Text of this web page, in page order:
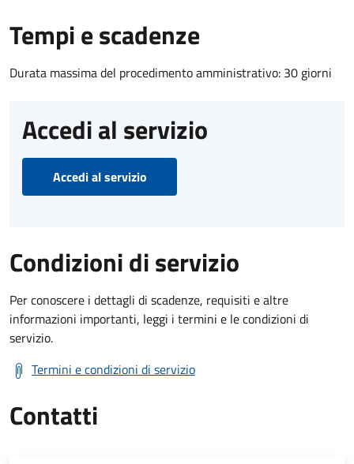
Tempi e scadenze
Durata massima del procedimento amministrativo: 30 giorni
Accedi al servizio
Accedi al servizio
Condizioni di servizio
Per conoscere i dettagli di scadenze, requisiti e altre
informazioni importanti, leggi i termini e le condizioni di
servizio.
Termini e condizioni di servizio
Contatti